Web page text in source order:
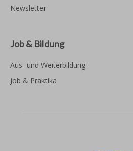
Newsletter
Job & Bildung
Aus- und Weiterbildung
Job & Praktika